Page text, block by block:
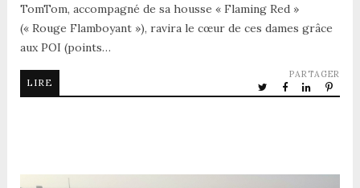
TomTom, accompagné de sa housse « Flaming Red »
(« Rouge Flamboyant »), ravira le cœur de ces dames grâce
aux POI (points…
LIRE
PARTAGER